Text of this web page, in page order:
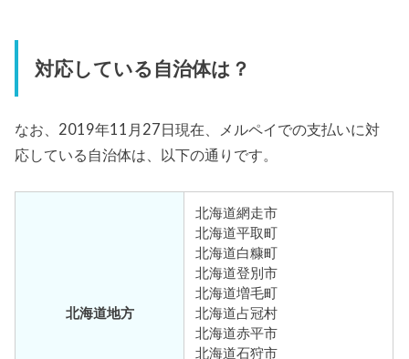
対応している自治体は？
なお、2019年11月27日現在、メルペイでの支払いに対
応している自治体は、以下の通りです。
北海道地方
北海道網走市
北海道平取町
北海道白糠町
北海道登別市
北海道増毛町
北海道占冠村
北海道赤平市
北海道石狩市